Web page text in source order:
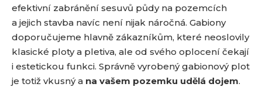
efektivní zabránění sesuvů půdy na pozemcích
a jejich stavba navíc není nijak náročná. Gabiony
doporučujeme hlavně zákazníkům, které neoslovily
klasické ploty a pletiva, ale od svého oplocení čekají
i estetickou funkci. Správně vyrobený gabionový plot
je totiž vkusný a na vašem pozemku udělá dojem.